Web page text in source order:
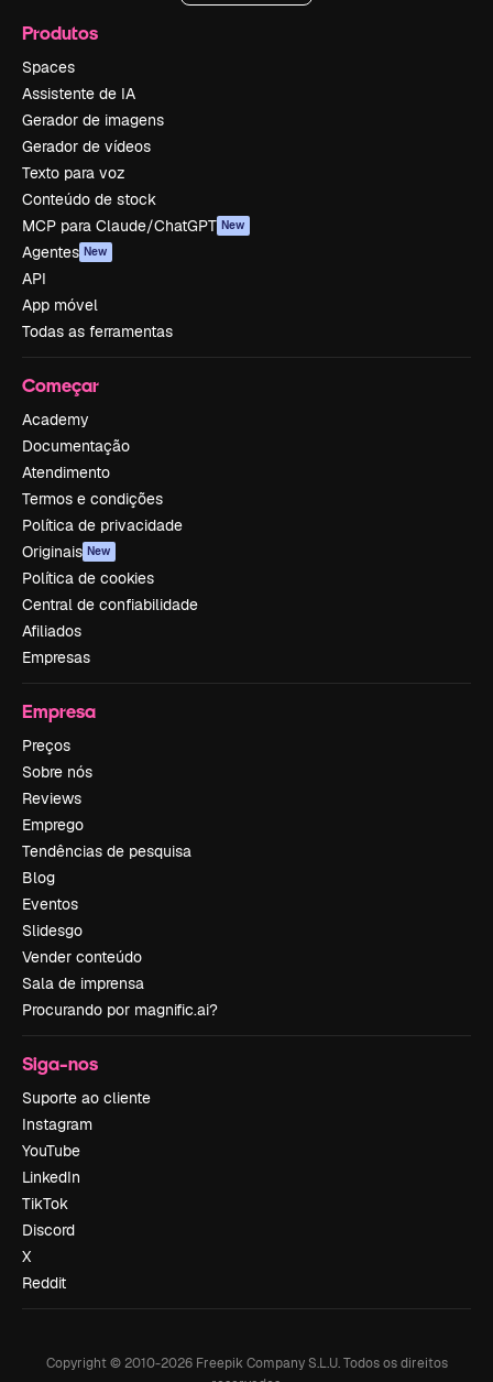
Produtos
Spaces
Assistente de IA
Gerador de imagens
Gerador de vídeos
Texto para voz
Conteúdo de stock
MCP para Claude/ChatGPT New
Agentes New
API
App móvel
Todas as ferramentas
Começar
Academy
Documentação
Atendimento
Termos e condições
Política de privacidade
Originais New
Política de cookies
Central de confiabilidade
Afiliados
Empresas
Empresa
Preços
Sobre nós
Reviews
Emprego
Tendências de pesquisa
Blog
Eventos
Slidesgo
Vender conteúdo
Sala de imprensa
Procurando por magnific.ai?
Siga-nos
Suporte ao cliente
Instagram
YouTube
LinkedIn
TikTok
Discord
X
Reddit
Copyright © 2010-2026Freepik Company S.L.U. Todos os direitos